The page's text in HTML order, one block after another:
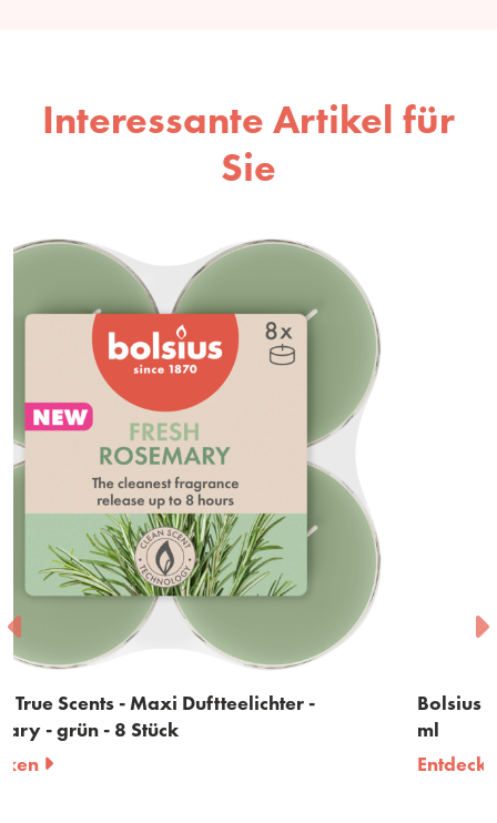
Interessante Artikel für
Sie
Bolsius True Scents - Raumduft - Rosmarin - 60
ml